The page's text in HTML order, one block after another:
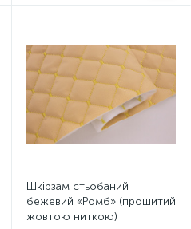
Шкірзам стьобаний
бежевий «Ромб» (прошитий
жовтою ниткою)